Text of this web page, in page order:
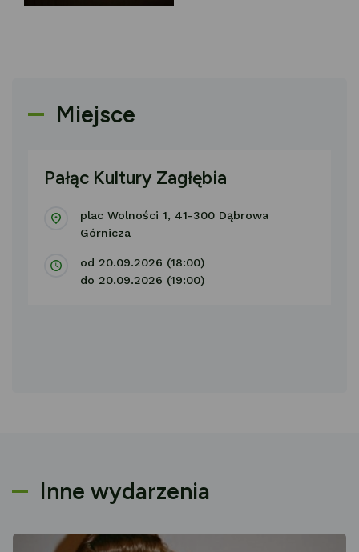
Miejsce
Pałąc Kultury Zagłębia
plac Wolności 1, 41-300 Dąbrowa
Górnicza
od 20.09.2026 (18:00)
do 20.09.2026 (19:00)
Inne wydarzenia